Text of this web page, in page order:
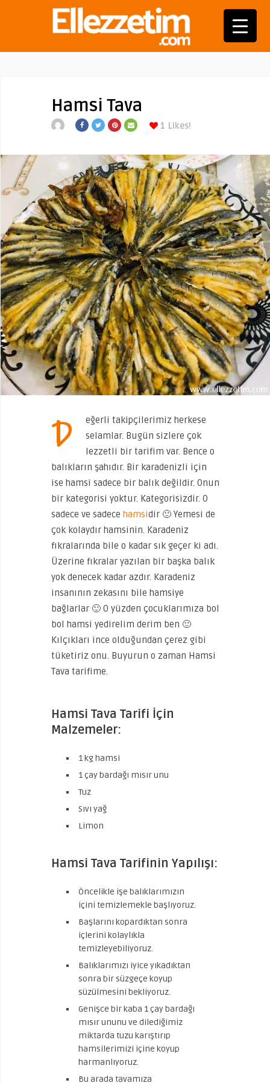
Hamsi Tava
1 Likes!
D
eğerli takipçilerimiz herkese
selamlar. Bugün sizlere çok
lezzetli bir tarifim var. Bence o
balıkların şahıdır. Bir karadenizli için
ise hamsi sadece bir balık değildir. Onun
bir kategorisi yoktur. Kategorisizdir. O
sadece ve sadece hamsidir 🙂 Yemesi de
çok kolaydır hamsinin. Karadeniz
fıkralarında bile o kadar sık geçer ki adı.
Üzerine fıkralar yazılan bir başka balık
yok denecek kadar azdır. Karadeniz
insanının zekasını bile hamsiye
bağlarlar 🙂 O yüzden çocuklarımıza bol
bol hamsi yedirelim derim ben 🙂
Kılçıkları ince olduğundan çerez gibi
tüketiriz onu. Buyurun o zaman Hamsi
Tava tarifime.
Hamsi Tava Tarifi İçin
Malzemeler:
1 kg hamsi
1 çay bardağı mısır unu
Tuz
Sıvı yağ
Limon
Hamsi Tava Tarifinin Yapılışı:
Öncelikle işe balıklarımızın
içini temizlemekle başlıyoruz.
Başlarını kopardıktan sonra
içlerini kolaylıkla
temizleyebiliyoruz.
Balıklarımızı iyice yıkadıktan
sonra bir süzgeçe koyup
süzülmesini bekliyoruz.
Genişce bir kaba 1 çay bardağı
mısır ununu ve dilediğimiz
miktarda tuzu karıştırıp
hamsilerimizi içine koyup
harmanlıyoruz.
Bu arada tavamıza